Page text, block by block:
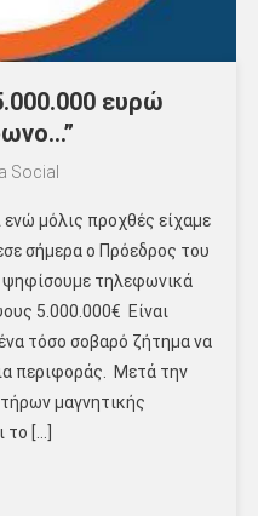
ευρώ
Social
μόλις προχθές είχαμε
σήμερα ο Πρόεδρος του
ψηφίσουμε τηλεφωνικά
5.000.000€ Είναι
τόσο σοβαρό ζήτημα να
περιφοράς. Μετά την
μαγνητικής
[…]